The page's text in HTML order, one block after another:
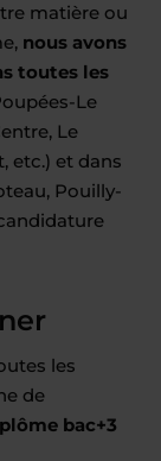
matière ou
nous avons
toutes les
Le
Le
etc.) et dans
Pouilly-
les
de
bac+3